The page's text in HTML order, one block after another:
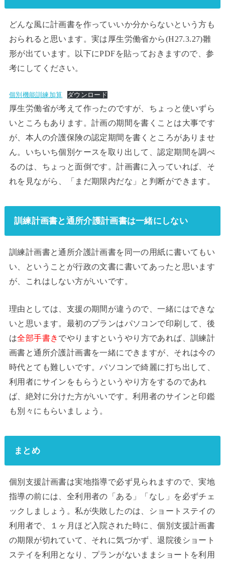
どんな風に計画書を作っていいか分からないという方も
おられると思います。実は厚生労働省から(H27.3.27)雛
形が出ています。以下にPDFを貼っておきますので、参
考にしてください。
個別機能訓練加算 ダウンロード
厚生労働省が考えて作ったのですが、ちょっと使いずら
いところもあります。計画の期間を書くことは大事です
が、本人の介護保険の認定期間を書くところがありませ
ん。いちいち個別ケースを取り出して、認定期間を調べ
るのは、ちょっと面倒です。計画書に入っていれば、そ
れを見ながら、「まだ期限内だな」と判断ができます。
訓練計画書と通所介護計画書は一緒にしない
訓練計画書と通所介護計画書を同一の用紙に書いてもい
い、ということが行政の文書に書いてあったと思います
が、これはしない方がいいです。
理由としては、支援の期間が違うので、一緒にはできな
いと思います。最初のプランはパソコンで印刷して、後
は全部手書き でやりますというやり方であれば、訓練計
画書と通所介護計画書を一緒にできますが、それは今の
時代とても難しいです。パソコンで綺麗に打ち出して、
利用者にサインをもらうというやり方をするのであれ
ば、絶対に分けた方がいいです。利用者のサインと印鑑
も別々にもらいましょう。
まとめ
個別支援計画書は実地指導で必ず見られますので、実地
指導の前には、全利用者の「ある」「なし」を必ずチェ
ックしましょう。私が失敗したのは、ショートステイの
利用者で、１ヶ月ほど入院された時に、個別支援計画書
の期限が切れていて、それに気づかず、退院後ショート
ステイを利用となり、プランがないままショートを利用